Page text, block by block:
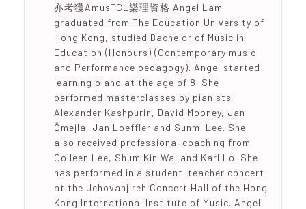
亦考獲AmusTCL樂理資格 Angel Lam
graduated from The Education University of
Hong Kong, studied Bachelor of Music in
Education (Honours) (Contemporary music
and Performance pedagogy). Angel started
learning piano at the age of 8. She
performed masterclasses by pianists
Alexander Kashpurin, David Mooney, Jan
Čmejla, Jan Loeffler and Sunmi Lee. She
also received professional coaching from
Colleen Lee, Shum Kin Wai and Karl Lo. She
has performed in a student-teacher concert
at the Jehovahjireh Concert Hall of the Hong
Kong International Institute of Music. Angel